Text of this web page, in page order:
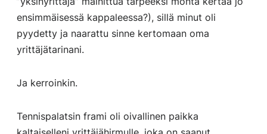
ensimmäisessä kappaleessa?), sillä minut oli
pyydetty ja naarattu sinne kertomaan oma
yrittäjätarinani.
Ja kerroinkin.
Tennispalatsin frami oli oivallinen paikka